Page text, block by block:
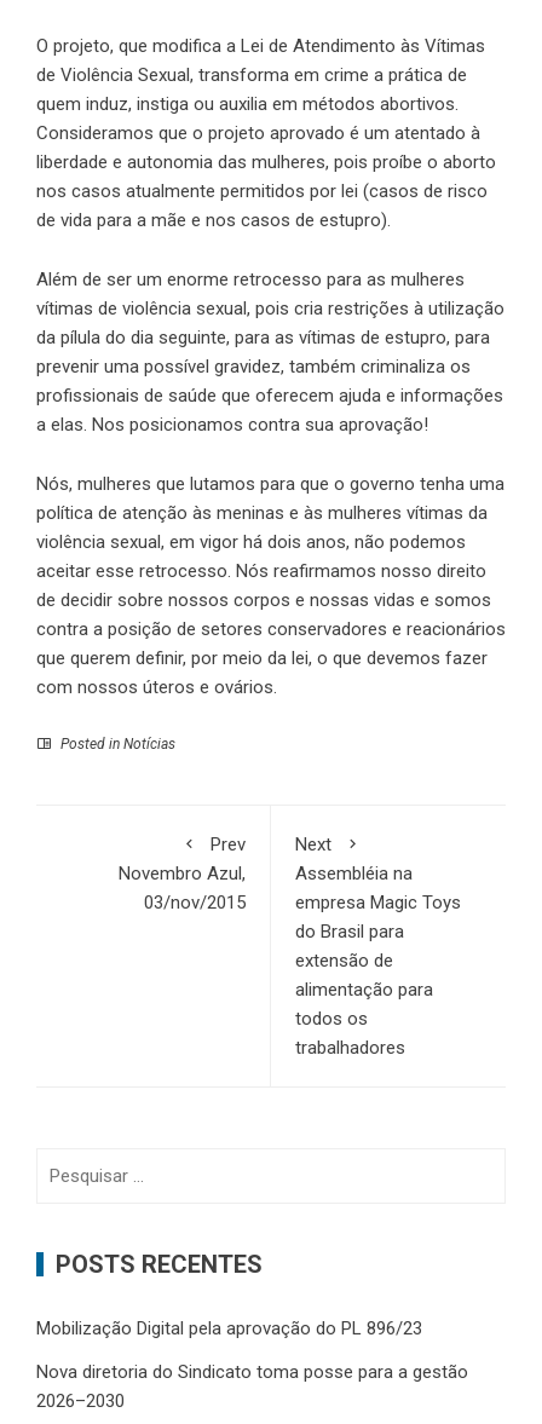
O projeto, que modifica a Lei de Atendimento às Vítimas
de Violência Sexual, transforma em crime a prática de
quem induz, instiga ou auxilia em métodos abortivos.
Consideramos que o projeto aprovado é um atentado à
liberdade e autonomia das mulheres, pois proíbe o aborto
nos casos atualmente permitidos por lei (casos de risco
de vida para a mãe e nos casos de estupro).
Além de ser um enorme retrocesso para as mulheres
vítimas de violência sexual, pois cria restrições à utilização
da pílula do dia seguinte, para as vítimas de estupro, para
prevenir uma possível gravidez, também criminaliza os
profissionais de saúde que oferecem ajuda e informações
a elas. Nos posicionamos contra sua aprovação!
Nós, mulheres que lutamos para que o governo tenha uma
política de atenção às meninas e às mulheres vítimas da
violência sexual, em vigor há dois anos, não podemos
aceitar esse retrocesso. Nós reafirmamos nosso direito
de decidir sobre nossos corpos e nossas vidas e somos
contra a posição de setores conservadores e reacionários
que querem definir, por meio da lei, o que devemos fazer
com nossos úteros e ovários.
Posted in Notícias
Prev
Novembro Azul,
03/nov/2015
Next
Assembléia na
empresa Magic Toys
do Brasil para
extensão de
alimentação para
todos os
trabalhadores
POSTS RECENTES
Mobilização Digital pela aprovação do PL 896/23
Nova diretoria do Sindicato toma posse para a gestão
2026–2030